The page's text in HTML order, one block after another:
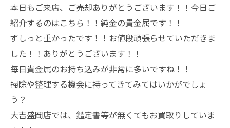
本日もご来店、ご売却ありがとうございます！！今日ご
紹介するのはこちら！！純金の貴金属です！！
ずしっと重かったです！！お値段頑張らせていただきま
した！！ありがとうございます！！
毎日貴金属のお持ち込みが非常に多いですね！！
掃除や整理する機会に持ってきてみてはいかがでしょ
う？
大吉盛岡店では、鑑定書等が無くてもお買取りしていま